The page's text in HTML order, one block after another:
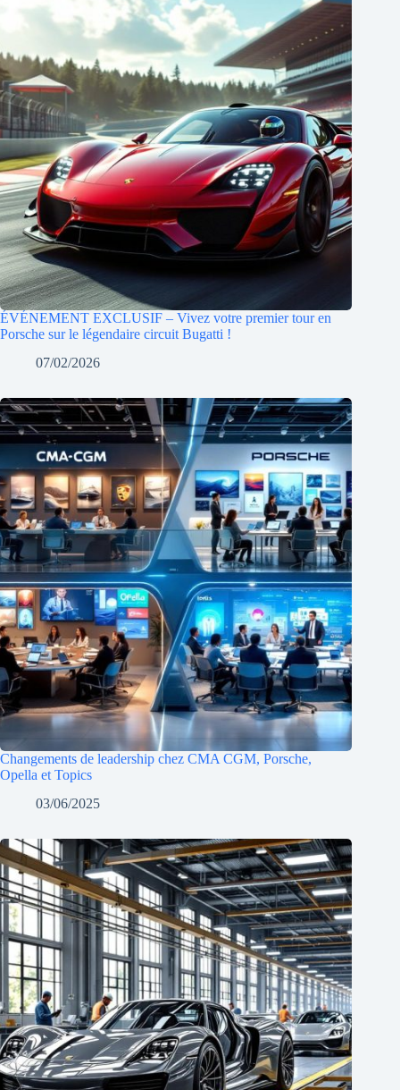
ÉVÉNEMENT EXCLUSIF – Vivez votre premier tour en
Porsche sur le légendaire circuit Bugatti !
07/02/2026
Changements de leadership chez CMA CGM, Porsche,
Opella et Topics
03/06/2025